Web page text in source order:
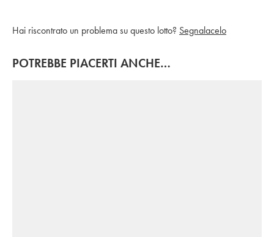
Hai riscontrato un problema su questo lotto? Segnalacelo
POTREBBE PIACERTI ANCHE…